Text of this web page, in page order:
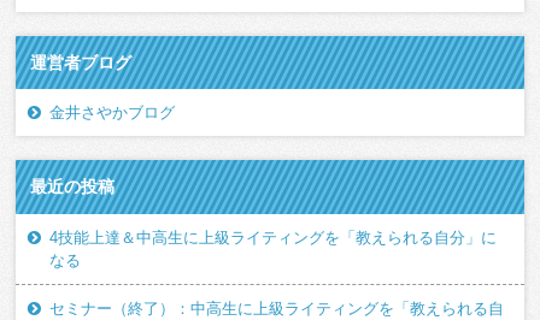
運営者ブログ
金井さやかブログ
最近の投稿
4技能上達＆中高生に上級ライティングを「教えられる自分」に
なる
セミナー（終了）：中高生に上級ライティングを「教えられる自